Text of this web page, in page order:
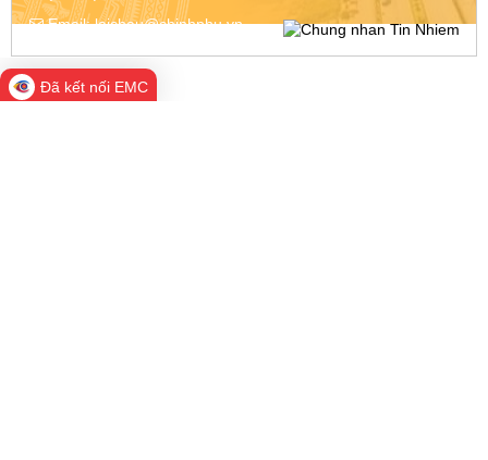
Email:laichau@chinhphu.vn
Đã kết nối EMC